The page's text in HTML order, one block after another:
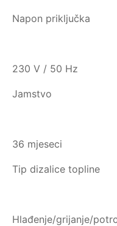
Napon priključka
230 V / 50 Hz
Jamstvo
36 mjeseci
Tip dizalice topline
Hlađenje/grijanje/